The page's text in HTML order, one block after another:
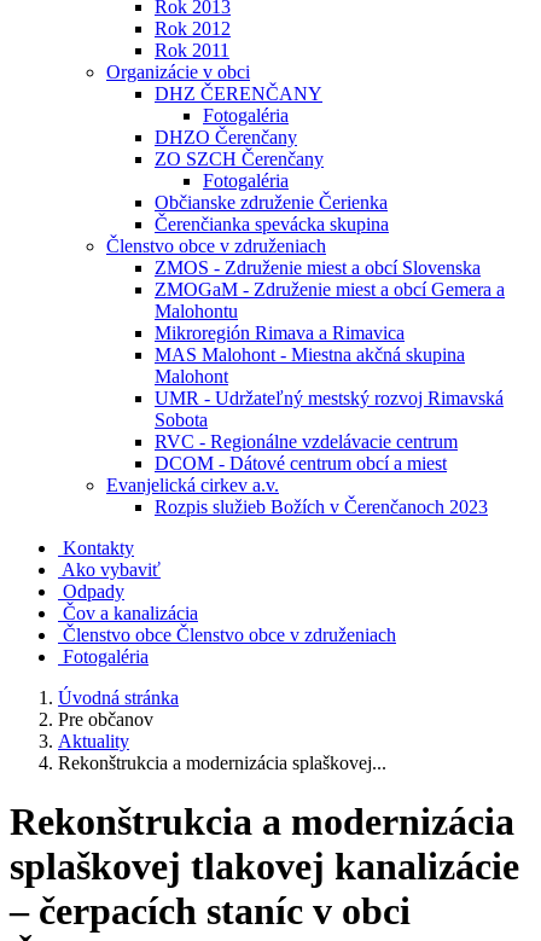
Rok 2013
Rok 2012
Rok 2011
Organizácie v obci
DHZ ČERENČANY
Fotogaléria
DHZO Čerenčany
ZO SZCH Čerenčany
Fotogaléria
Občianske združenie Čerienka
Čerenčianka spevácka skupina
Členstvo obce v združeniach
ZMOS - Združenie miest a obcí Slovenska
ZMOGaM - Združenie miest a obcí Gemera a
Malohontu
Mikroregión Rimava a Rimavica
MAS Malohont - Miestna akčná skupina
Malohont
UMR - Udržateľný mestský rozvoj Rimavská
Sobota
RVC - Regionálne vzdelávacie centrum
DCOM - Dátové centrum obcí a miest
Evanjelická cirkev a.v.
Rozpis služieb Božích v Čerenčanoch 2023
Kontakty
Ako vybaviť
Odpady
Čov a kanalizácia
Členstvo obce Členstvo obce v združeniach
Fotogaléria
Úvodná stránka
Pre občanov
Aktuality
Rekonštrukcia a modernizácia splaškovej...
Rekonštrukcia a modernizácia
splaškovej tlakovej kanalizácie
– čerpacích staníc v obci